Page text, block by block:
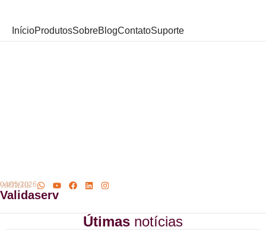
InícioProdutosSobreBlogContatoSuporte
04/05/2026
Validaserv
Útimas notícias